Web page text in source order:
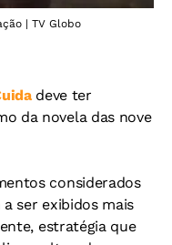
| TV Globo
deve ter
da novela das nove
considerados
ser exibidos mais
estratégia que